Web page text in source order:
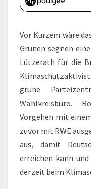
Vor Kurzem wäre
Grünen segnen
Lützerath für die
grüne
Wahlkreisbüro.
Vorgehen mit
zuvor mit RWE
aus, damit
erreichen kann
derzeit beim